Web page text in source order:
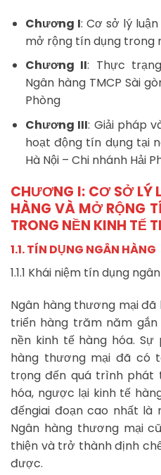
Chương I: Cơ sở lý
mở rộng tín dụng trong
Chương II: Thực
Ngân hàng TMCP Sài
Phòng
Chương III: Giải pháp
hoạt động tín dụng tại
Hà Nội – Chi nhánh Hải
CHƯƠNG I: CƠ SỞ LÝ
HÀNG VÀ MỞ RỘNG
TRONG NỀN KINH TẾ
1.1. TÍN DỤNG NGÂN HÀNG
1.1.1 Khái niệm tín dụng
Ngân hàng thương mại
triển hàng trăm năm
nền kinh tế hàng hóa.
hàng thương mại đã có
trọng đến quá trình phát
hóa, ngược lại kinh tế
đếngiai đoạn cao nhất
Ngân hàng thương mại
thiện và trở thành định
được.